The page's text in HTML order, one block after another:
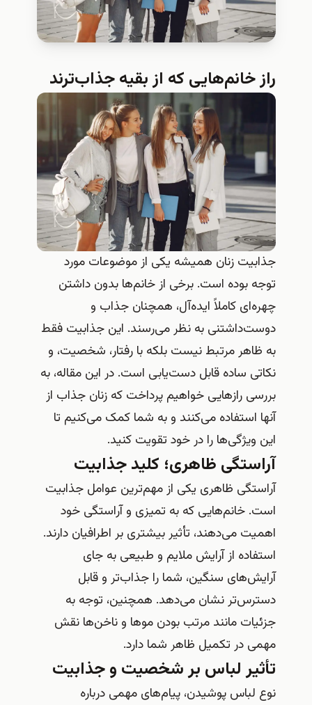
راز خانم‌هایی که از بقیه جذاب‌ترند
جذابیت زنان همیشه یکی از موضوعات مورد
توجه بوده است. برخی از خانم‌ها بدون داشتن
چهره‌ای کاملاً ایده‌آل، همچنان جذاب و
دوست‌داشتنی به نظر می‌رسند. این جذابیت فقط
به ظاهر مرتبط نیست بلکه با رفتار، شخصیت، و
نکاتی ساده قابل دست‌یابی است. در این مقاله، به
بررسی رازهایی خواهیم پرداخت که زنان جذاب از
آنها استفاده می‌کنند و به شما کمک می‌کنیم تا
این ویژگی‌ها را در خود تقویت کنید.
آراستگی ظاهری؛ کلید جذابیت
آراستگی ظاهری یکی از مهم‌ترین عوامل جذابیت
است. خانم‌هایی که به تمیزی و آراستگی خود
اهمیت می‌دهند، تأثیر بیشتری بر اطرافیان دارند.
استفاده از آرایش ملایم و طبیعی به جای
آرایش‌های سنگین، شما را جذاب‌تر و قابل
دسترس‌تر نشان می‌دهد. همچنین، توجه به
جزئیات مانند مرتب بودن موها و ناخن‌ها نقش
مهمی در تکمیل ظاهر شما دارد.
تأثیر لباس بر شخصیت و جذابیت
نوع لباس پوشیدن، پیام‌های مهمی درباره